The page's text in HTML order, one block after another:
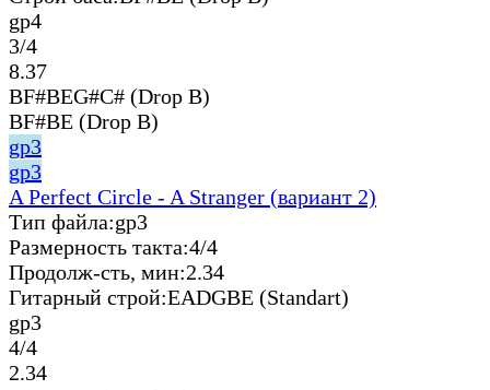
gp4
3/4
8.37
BF#BEG#C# (Drop B)
BF#BE (Drop B)
gp3
gp3
A Perfect Circle - A Stranger (вариант 2)
Тип файла:gp3
Размерность такта:4/4
Продолж-сть, мин:2.34
Гитарный строй:EADGBE (Standart)
gp3
4/4
2.34